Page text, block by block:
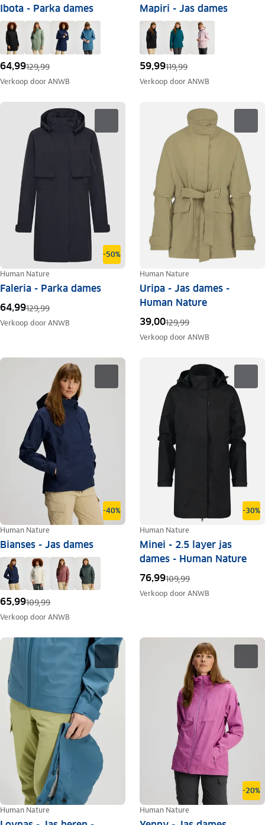
Ibota - Parka dames
64,99129,99
Verkoop doorANWB
Mapiri - Jas dames
59,99119,99
Verkoop doorANWB
-50%
Human Nature
Faleria - Parka dames
64,99129,99
Verkoop doorANWB
Human Nature
Uripa - Jas dames -
Human Nature
39,00129,99
Verkoop doorANWB
-40%
Human Nature
Bianses - Jas dames
65,99109,99
Verkoop doorANWB
-30%
Human Nature
Minei - 2.5 layer jas
dames - Human Nature
76,99109,99
Verkoop doorANWB
Human Nature
-20%
Human Nature